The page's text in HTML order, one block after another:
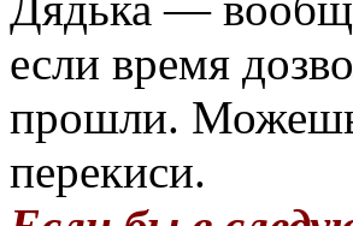
если время
прошли. Можешь
перекиси.